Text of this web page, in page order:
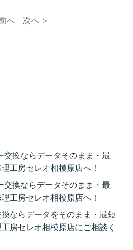
へ 次へ ＞
交換ならデータそのまま・最
工房セレオ相模原店へ！
交換ならデータそのまま・最
工房セレオ相模原店へ！
ならデータをそのまま・最短
房セレオ相模原店にご相談く